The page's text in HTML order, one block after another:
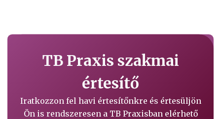
TB Praxis szakmai
értesítő
Iratkozzon fel havi értesítőnkre és értesüljön
Ön is rendszeresen a TB Praxisban elérhető